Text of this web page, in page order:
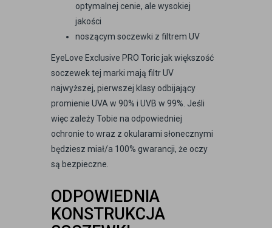
optymalnej cenie, ale wysokiej
jakości
noszącym soczewki z filtrem UV
EyeLove Exclusive PRO Toric jak większość
soczewek tej marki mają filtr UV
najwyższej, pierwszej klasy odbijający
promienie UVA w 90% i UVB w 99%. Jeśli
więc zależy Tobie na odpowiedniej
ochronie to wraz z okularami słonecznymi
będziesz miał/a 100% gwarancji, że oczy
są bezpieczne.
ODPOWIEDNIA
KONSTRUKCJA